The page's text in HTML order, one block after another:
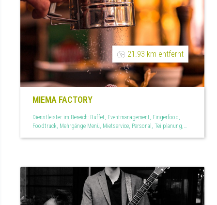
21.93 km entfernt
MIEMA FACTORY
Dienstleister im Bereich: Buffet, Eventmanagement, Fingerfood,
Foodtruck, Mehrgänge Menü, Mietservice, Personal, Teilplanung,